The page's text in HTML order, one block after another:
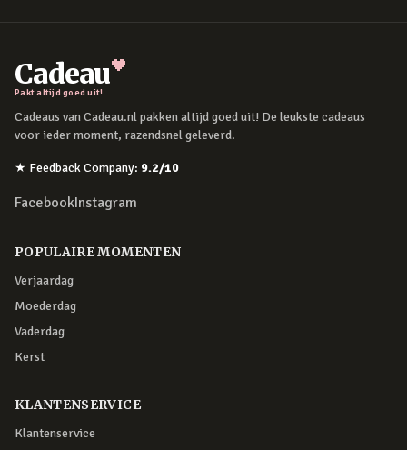
Cadeau
Pakt altijd goed uit!
Cadeaus van Cadeau.nl pakken altijd goed uit! De leukste cadeaus
voor ieder moment, razendsnel geleverd.
★ Feedback Company: 9.2/10
FacebookInstagram
POPULAIRE MOMENTEN
Verjaardag
Moederdag
Vaderdag
Kerst
KLANTENSERVICE
Klantenservice